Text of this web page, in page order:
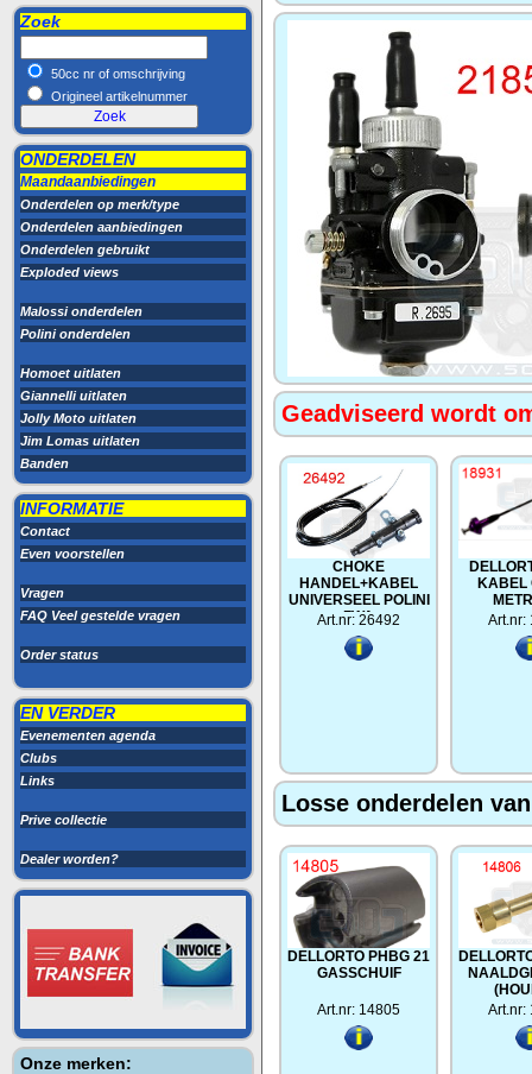
Zoek
50cc nr of omschrijving
Origineel artikelnummer
ONDERDELEN
Maandaanbiedingen
Onderdelen op merk/type
Onderdelen aanbiedingen
Onderdelen gebruikt
Exploded views
Malossi onderdelen
Polini onderdelen
Homoet uitlaten
Giannelli uitlaten
Jolly Moto uitlaten
Jim Lomas uitlaten
Banden
INFORMATIE
Contact
Even voorstellen
Vragen
FAQ Veel gestelde vragen
Order status
EN VERDER
Evenementen agenda
Clubs
Links
Prive collectie
Dealer worden?
Onze merken:
Geadviseerd wordt
CHOKE
HANDEL+KABEL
UNIVERSEEL POLINI
ZWA
Art.nr: 26492
KABEL
Art.nr:
Losse onderdelen
DELLORTO PHBG 21
GASSCHUIF
Art.nr: 14805
Art.nr: